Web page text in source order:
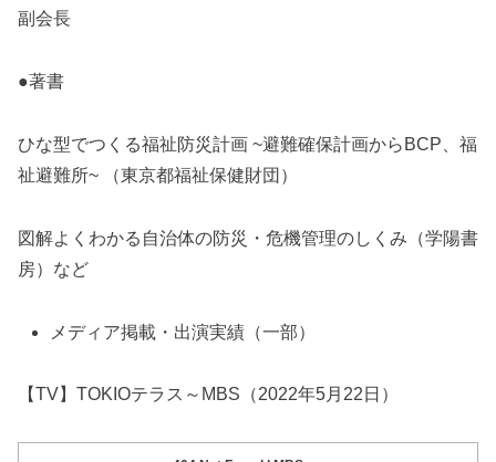
副会長
●著書
ひな型でつくる福祉防災計画 ~避難確保計画からBCP、福
祉避難所~ （東京都福祉保健財団）
図解よくわかる自治体の防災・危機管理のしくみ（学陽書
房）など
メディア掲載・出演実績（一部）
【TV】TOKIOテラス～MBS（2022年5月22日）